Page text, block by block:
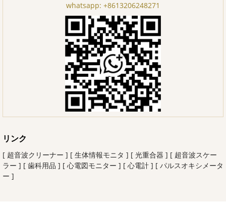
whatsapp: +8613206248271
リンク
[ 超音波クリーナー ] [ 生体情報モニタ ] [ 光重合器 ] [ 超音波スケー
ラー ] [ 歯科用品 ] [ 心電図モニター ] [ 心電計 ] [ パルスオキシメータ
ー ]